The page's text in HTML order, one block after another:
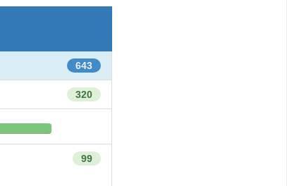
643
320
99